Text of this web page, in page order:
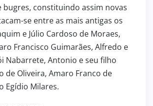
bugres, constituindo assim novas
se entre as mais antigas os
e Júlio Cardoso de Moraes,
Francisco Guimarães, Alfredo e
Nabarrete, Antonio e seu filho
de Oliveira, Amaro Franco de
Egídio Milares.